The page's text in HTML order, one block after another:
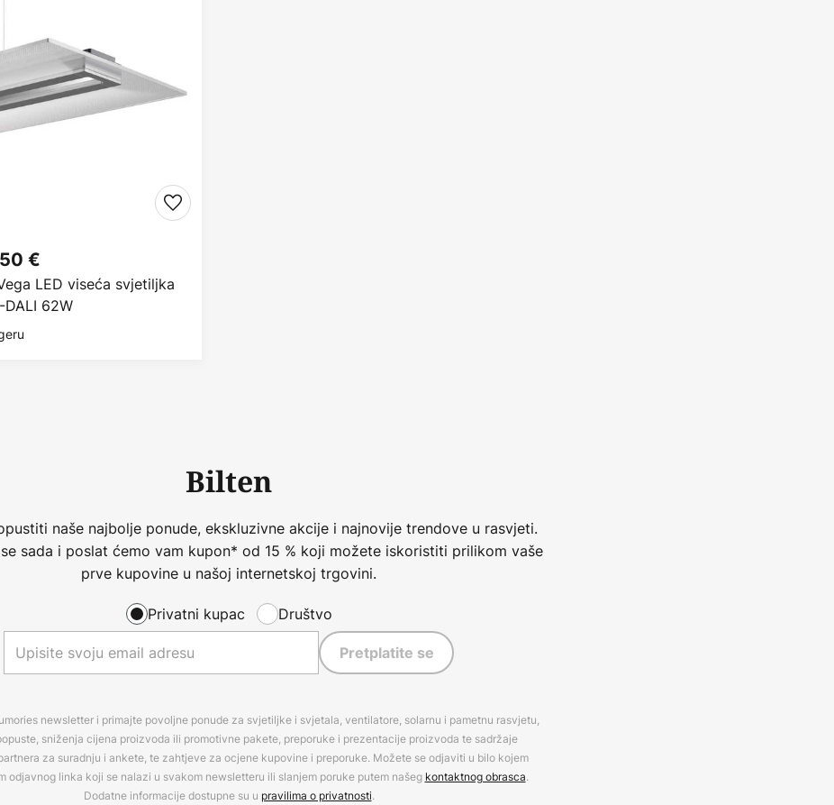
LED viseća svjetiljka
DALI 62W
€
Bilten
naše najbolje ponude, ekskluzivne akcije i najnovije trendove u rasvjeti.
sada i poslat ćemo vam kupon* od 15 % koji možete iskoristiti prilikom vaše
prve kupovine u našoj internetskoj trgovini.
Privatni kupac Društvo
Pretplatite se
newsletter i primajte povoljne ponude za svjetiljke i svjetala, ventilatore, solarnu i pametnu rasvjetu,
sniženja cijena proizvoda ili promotivne pakete, preporuke i prezentacije proizvoda te sadržaje
za suradnju i ankete, te zahtjeve za ocjene kupovine i preporuke. Možete se odjaviti u bilo kojem
odjavnog linka koji se nalazi u svakom newsletteru ili slanjem poruke putem našeg kontaktnog obrasca.
Dodatne informacije dostupne su u pravilima o privatnosti.